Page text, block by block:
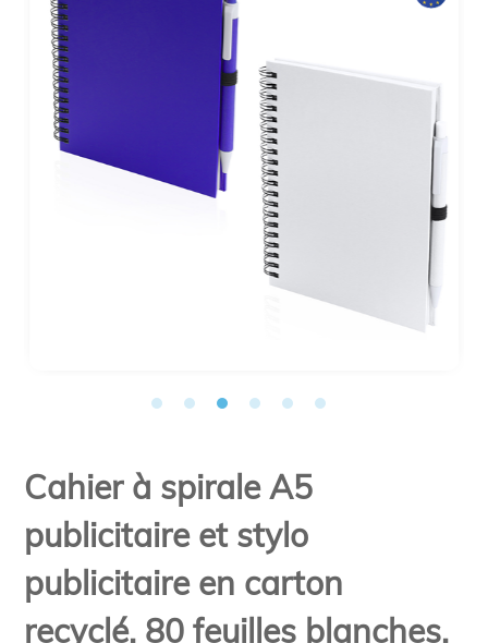
Cahier à spirale A5
publicitaire et stylo
publicitaire en carton
recyclé. 80 feuilles blanches.